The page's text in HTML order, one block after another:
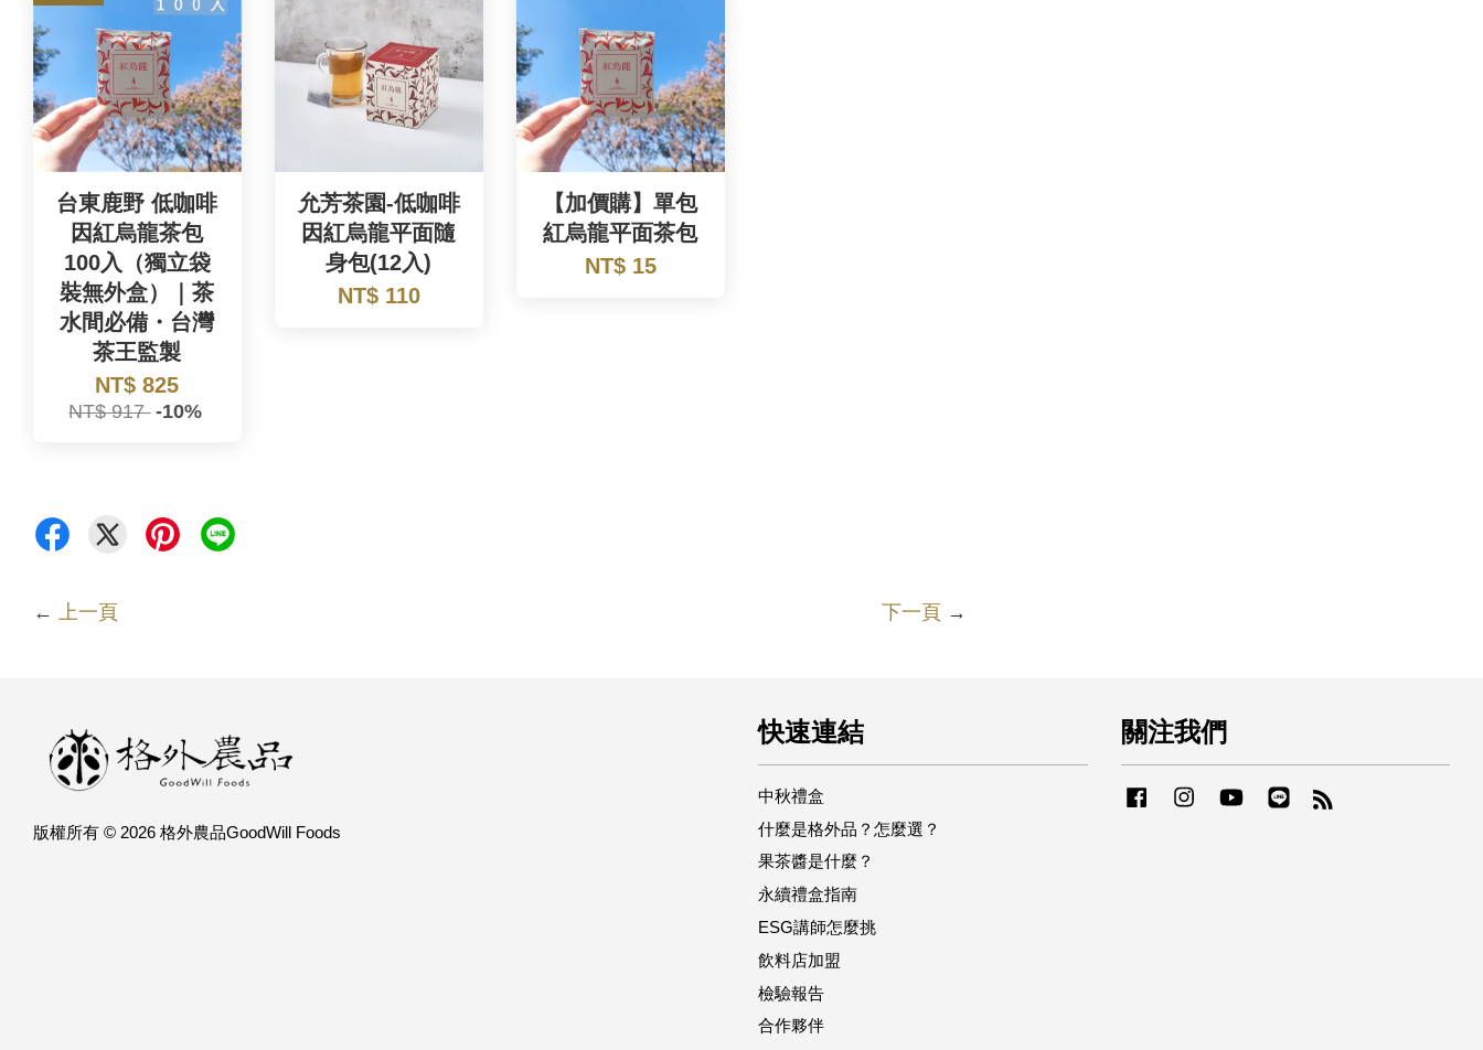
台東鹿野 低咖啡
因紅烏龍茶包
100入（獨立袋
裝無外盒）｜茶
水間必備・台灣
茶王監製
NT$ 825
NT$ 917 -10%
允芳茶園-低咖啡
因紅烏龍平面隨
身包(12入)
NT$ 110
【加價購】單包
紅烏龍平面茶包
NT$ 15
← 上一頁 下一頁→
版權所有 © 2026 格外農品GoodWill Foods
快速連結
中秋禮盒
什麼是格外品？怎麼選？
果茶醬是什麼？
永續禮盒指南
ESG講師怎麼挑
飲料店加盟
檢驗報告
合作夥伴
關注我們
FacebookInstagramYouTubeLine